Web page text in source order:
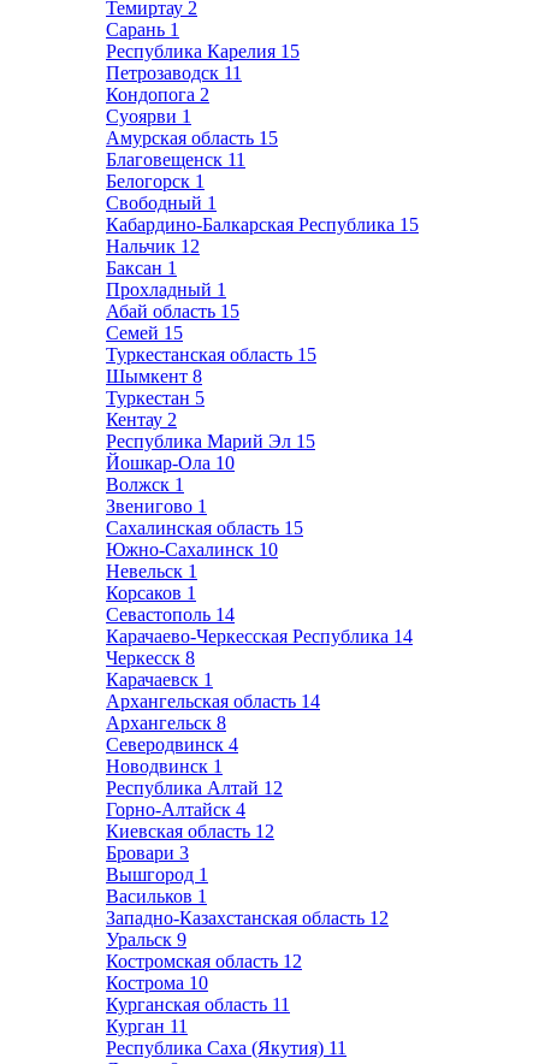
Темиртау 2
Сарань 1
Республика Карелия 15
Петрозаводск 11
Кондопога 2
Суоярви 1
Амурская область 15
Благовещенск 11
Белогорск 1
Свободный 1
Кабардино-Балкарская Республика 15
Нальчик 12
Баксан 1
Прохладный 1
Абай область 15
Семей 15
Туркестанская область 15
Шымкент 8
Туркестан 5
Кентау 2
Республика Марий Эл 15
Йошкар-Ола 10
Волжск 1
Звенигово 1
Сахалинская область 15
Южно-Сахалинск 10
Невельск 1
Корсаков 1
Севастополь 14
Карачаево-Черкесская Республика 14
Черкесск 8
Карачаевск 1
Архангельская область 14
Архангельск 8
Северодвинск 4
Новодвинск 1
Республика Алтай 12
Горно-Алтайск 4
Киевская область 12
Бровари 3
Вышгород 1
Васильков 1
Западно-Казахстанская область 12
Уральск 9
Костромская область 12
Кострома 10
Курганская область 11
Курган 11
Республика Саха (Якутия) 11